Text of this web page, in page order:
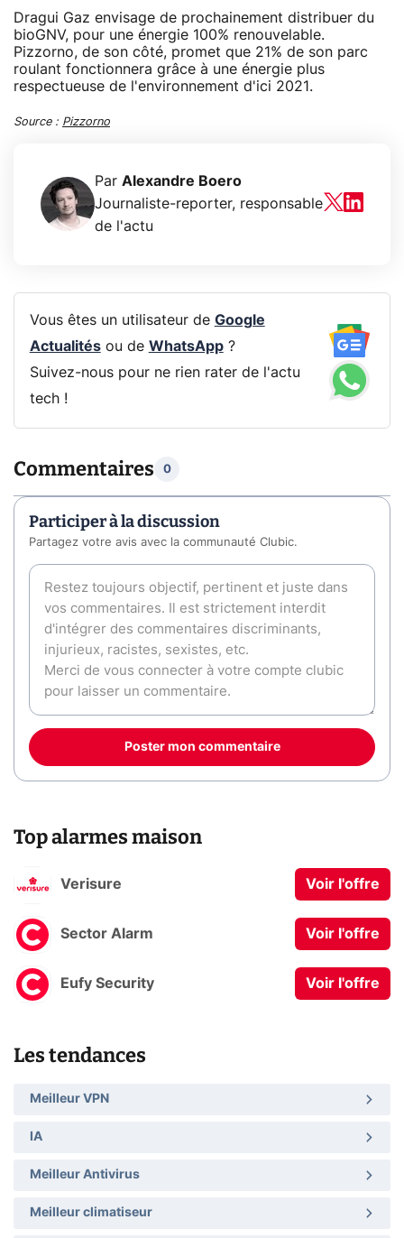
Dragui Gaz envisage de prochainement distribuer du
bioGNV, pour une énergie 100% renouvelable.
Pizzorno, de son côté, promet que 21% de son parc
roulant fonctionnera grâce à une énergie plus
respectueuse de l'environnement d'ici 2021.
Source : Pizzorno
Par Alexandre Boero
Journaliste-reporter, responsable
de l'actu
Vous êtes un utilisateur de Google
Actualitésou de WhatsApp?
Suivez-nous pour ne rien rater de l'actu
tech !
Commentaires 0
Participer à la discussion
Partagez votre avis avec la communauté Clubic.
Poster mon commentaire
Top alarmes maison
Verisure Voir l'offre
Sector Alarm Voir l'offre
Eufy Security Voir l'offre
Les tendances
Meilleur VPN
IA
Meilleur Antivirus
Meilleur climatiseur